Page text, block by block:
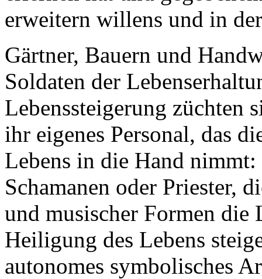
erweitern willens und in
Gärtner, Bauern und
Soldaten der
Lebenssteigerung züchten
ihr eigenes Personal, das
Lebens in die Hand
Schamanen oder Priester,
und musischer Formen die
Heiligung des Lebens
autonomes symbolisches